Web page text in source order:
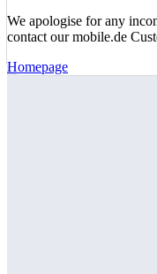
We apologise for any
contact our mobile.de
Homepage